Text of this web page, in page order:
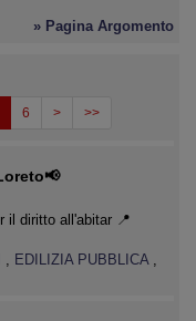
» Pagina Argomento
6 > >>
il diritto all'abitar 📍
, EDILIZIA PUBBLICA ,